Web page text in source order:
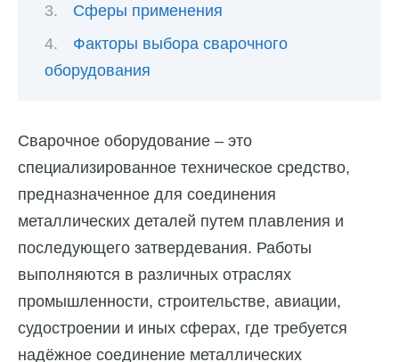
Сферы применения
Факторы выбора сварочного
оборудования
Сварочное оборудование – это
специализированное техническое средство,
предназначенное для соединения
металлических деталей путем плавления и
последующего затвердевания. Работы
выполняются в различных отраслях
промышленности, строительстве, авиации,
судостроении и иных сферах, где требуется
надёжное соединение металлических